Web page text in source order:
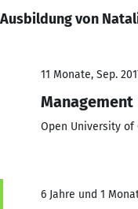
Ausbildung von
11 Monate, Sep.
Management
Open University of
6 Jahre und 1